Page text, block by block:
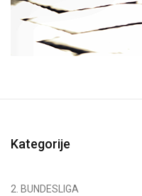
Kategorije
2. BUNDESLIGA